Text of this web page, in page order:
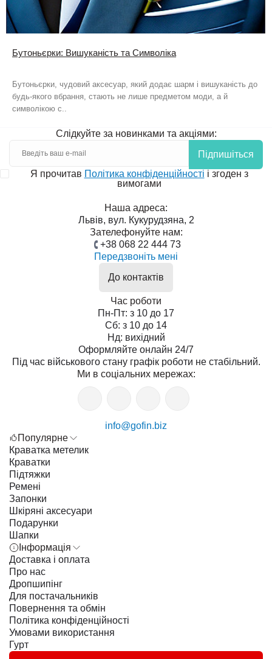
Бутоньєрки: Вишуканість та Символіка
Бутоньєрки, чудовий аксесуар, який додає шарм і вишуканість до
будь-якого вбрання, стають не лише предметом моди, а й
символікою с..
Слідкуйте за новинками та акціями:
Підпишіться
Я прочитав Політика конфіденційності і згоден з
вимогами
Наша адреса:
Львів, вул. Кукурудзяна, 2
Зателефонуйте нам:
+38 068 22 444 73
Передзвоніть мені
До контактів
Час роботи
Пн-Пт: з 10 до 17
Сб: з 10 до 14
Нд: вихідний
Оформляйте онлайн 24/7
Під час військового стану графік роботи не стабільний.
Ми в соціальних мережах:
info@gofin.biz
Популярне
Краватка метелик
Краватки
Підтяжки
Ремені
Запонки
Шкіряні аксесуари
Подарунки
Шапки
Інформація
Доставка і оплата
Про нас
Дропшипінг
Для постачальників
Повернення та обмін
Політика конфіденційності
Умовами використання
Гурт